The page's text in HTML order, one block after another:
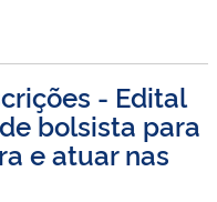
- Edital
bolsista para
e atuar nas